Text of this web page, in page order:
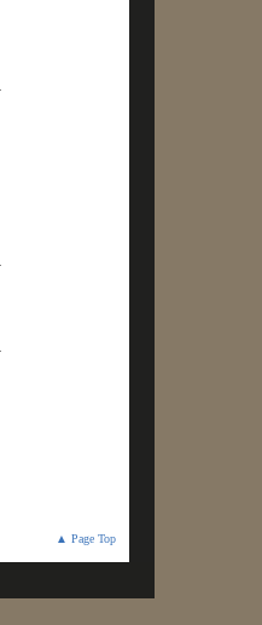
▲ Page Top